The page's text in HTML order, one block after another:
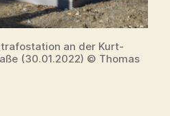
an der Kurt-
(30.01.2022) © Thomas